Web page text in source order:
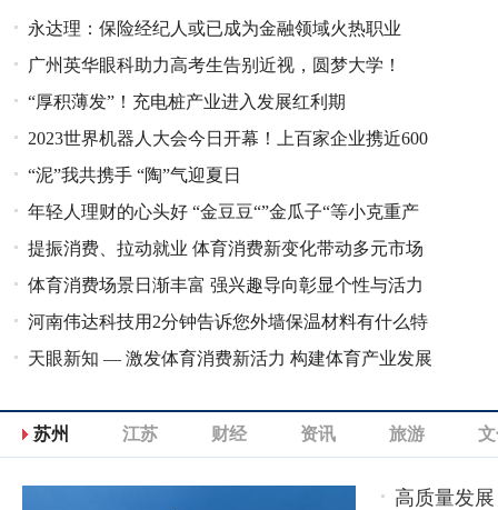
永达理：保险经纪人或已成为金融领域火热职业
广州英华眼科助力高考生告别近视，圆梦大学！
“厚积薄发”！充电桩产业进入发展红利期
2023世界机器人大会今日开幕！上百家企业携近600
件亮相大会
“泥”我共携手 “陶”气迎夏日
年轻人理财的心头好 “金豆豆“”金瓜子“等小克重产
品走俏
提振消费、拉动就业 体育消费新变化带动多元市场
消费
体育消费场景日渐丰富 强兴趣导向彰显个性与活力
河南伟达科技用2分钟告诉您外墙保温材料有什么特
点？
天眼新知 — 激发体育消费新活力 构建体育产业发展
苏州 江苏 财经 资讯 旅游
高质量发